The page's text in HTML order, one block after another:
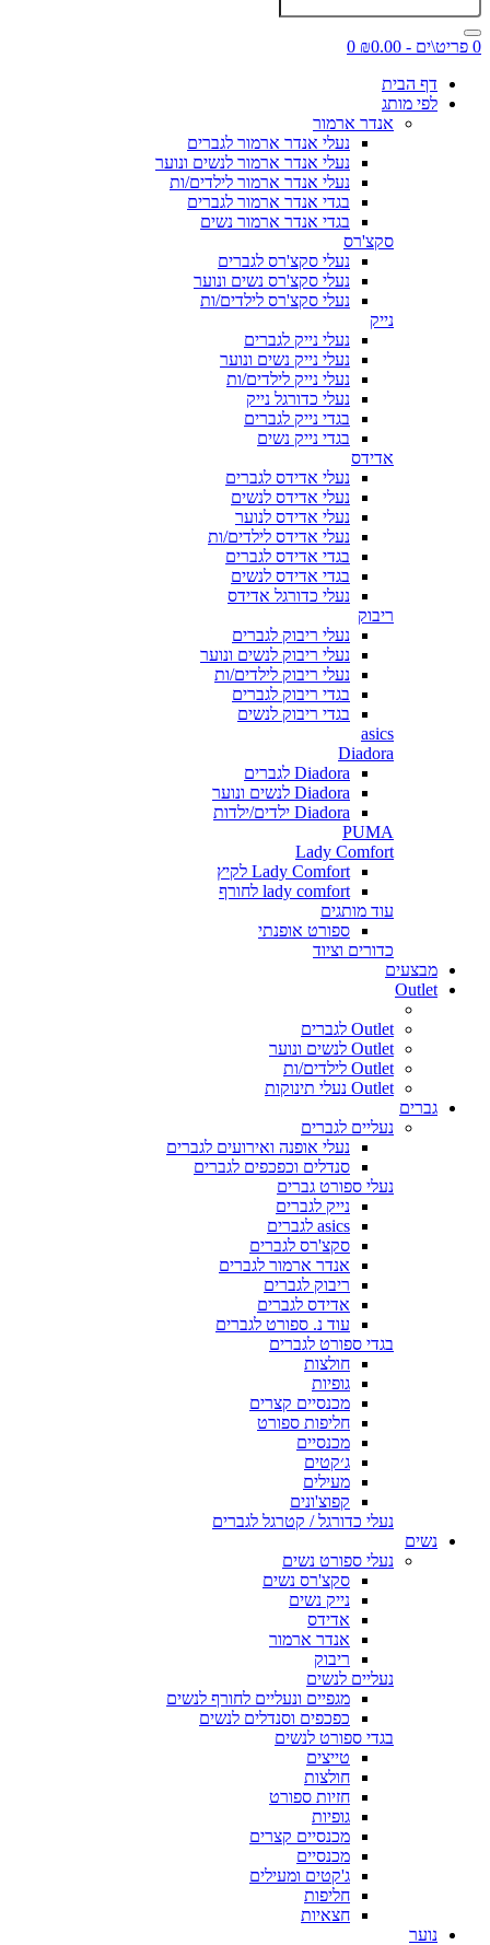
0 פריט\ים - ₪0.00
0
דף הבית
לפי מותג
אנדר ארמור
נעלי אנדר ארמור לגברים
נעלי אנדר ארמור לנשים ונוער
נעלי אנדר ארמור לילדים/ות
בגדי אנדר ארמור לגברים
בגדי אנדר ארמור נשים
סקצ'רס
נעלי סקצ'רס לגברים
נעלי סקצ'רס נשים ונוער
נעלי סקצ'רס לילדים/ות
נייק
נעלי נייק לגברים
נעלי נייק נשים ונוער
נעלי נייק לילדים/ות
נעלי כדורגל נייק
בגדי נייק לגברים
בגדי נייק נשים
אדידס
נעלי אדידס לגברים
נעלי אדידס לנשים
נעלי אדידס לנוער
נעלי אדידס לילדים/ות
בגדי אדידס לגברים
בגדי אדידס לנשים
נעלי כדורגל אדידס
ריבוק
נעלי ריבוק לגברים
נעלי ריבוק לנשים ונוער
נעלי ריבוק לילדים/ות
בגדי ריבוק לגברים
בגדי ריבוק לנשים
asics
Diadora
Diadora לגברים
Diadora לנשים ונוער
Diadora ילדים/ילדות
PUMA
Lady Comfort
Lady Comfort לקיץ
lady comfort לחורף
עוד מותגים
ספורט אופנתי
כדורים וציוד
מבצעים
Outlet
Outlet לגברים
Outlet לנשים ונוער
Outlet לילדים/ות
Outlet נעלי תינוקות
גברים
נעליים לגברים
נעלי אופנה ואירועים לגברים
סנדלים וכפכפים לגברים
נעלי ספורט גברים
נייק לגברים
asics לגברים
סקצ'רס לגברים
אנדר ארמור לגברים
ריבוק לגברים
אדידס לגברים
עוד נ. ספורט לגברים
בגדי ספורט לגברים
חולצות
גופיות
מכנסיים קצרים
חליפות ספורט
מכנסיים
ג׳קטים
מעילים
קפוצ'ונים
נעלי כדורגל / קטרגל לגברים
נשים
נעלי ספורט נשים
סקצ'רס נשים
נייק נשים
אדידס
אנדר ארמור
ריבוק
נעליים לנשים
מגפיים ונעליים לחורף לנשים
כפכפים וסנדלים לנשים
בגדי ספורט לנשים
טייצים
חולצות
חזיות ספורט
גופיות
מכנסיים קצרים
מכנסיים
ג'קטים ומעילים
חליפות
חצאיות
נוער